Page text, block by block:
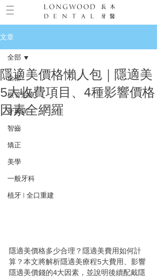
文章
全部
根管治療
牙周病
智齒
矯正
美學
一般牙科
植牙 | 全口重建
全部
隱適美價格懶人包｜隱適美
5大收費項目、4種影響價格
因素全網羅
隱適美價格多少合理？隱適美費用如何計
算？本文將解析隱適美療程5大費用、影響
隱適美價錢的4大因素，並說明後續配戴隱